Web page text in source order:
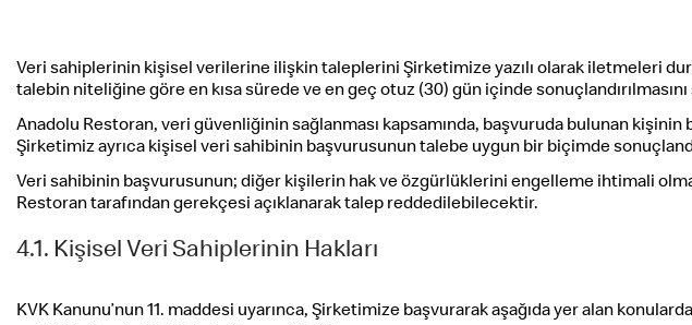
Veri sahiplerinin kişisel verilerine ilişkin taleplerini Şirketimize yazılı olarak iletmeleri
talebin niteliğine göre en kısa sürede ve en geç otuz (30) gün içinde
Anadolu Restoran, veri güvenliğinin sağlanması kapsamında, başvuruda bulunan
Şirketimiz ayrıca kişisel veri sahibinin başvurusunun talebe uygun bir biçimde
Veri sahibinin başvurusunun; diğer kişilerin hak ve özgürlüklerini engelleme ihtimali
Restoran tarafından gerekçesi açıklanarak talep reddedilebilecektir.
4.1. Kişisel Veri Sahiplerinin Hakları
KVK Kanunu’nun 11. maddesi uyarınca, Şirketimize başvurarak aşağıda yer alan